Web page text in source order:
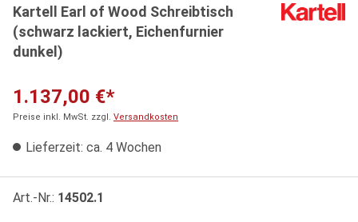
Kartell Earl of Wood Schreibtisch
(schwarz lackiert, Eichenfurnier
dunkel)
1.137,00 €*
Preise inkl. MwSt. zzgl. Versandkosten
Lieferzeit: ca. 4 Wochen
Art.-Nr.: 14502.1